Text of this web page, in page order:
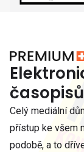
časopisů
Celý mediální
přístup ke všem
podobě, a to